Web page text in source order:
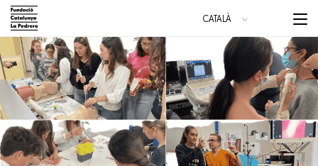
Vés
contingut
Main
navigation
Menu
CATALÀ
ESPAÑOL
ENGLISH